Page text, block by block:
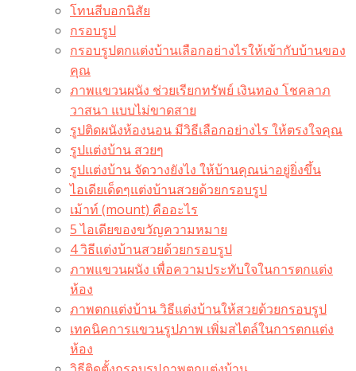
โทนสีบอกนิสัย
กรอบรูป
กรอบรูปตกแต่งบ้านเลือกอย่างไรให้เข้ากับบ้านของ
คุณ
ภาพแขวนผนัง ช่วยเรียกทรัพย์ เงินทอง โชคลาภ
วาสนา แบบไม่ขาดสาย
รูปติดผนังห้องนอน มีวิธีเลือกอย่างไร ให้ตรงใจคุณ
รูปแต่งบ้าน สวยๆ
รูปแต่งบ้าน จัดวางยังไง ให้บ้านคุณน่าอยู่ยิ่งขึ้น
ไอเดียเด็ดๆแต่งบ้านสวยด้วยกรอบรูป
เม้าท์ (mount) คืออะไร​
5 ไอเดียของขวัญความหมาย
4 วิธีแต่งบ้านสวยด้วยกรอบรูป
ภาพแขวนผนัง เพื่อความประทับใจในการตกแต่ง
ห้อง
ภาพตกแต่งบ้าน วิธีแต่งบ้านให้สวยด้วยกรอบรูป
เทคนิคการแขวนรูปภาพ เพิ่มสไตล์ในการตกแต่ง
ห้อง